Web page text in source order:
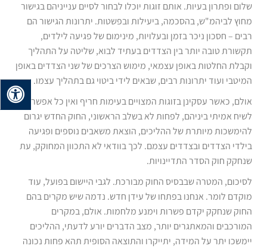
שלום ופתרון בעיות. אותם זוגות יוכלו לבחור לסיים ענייניהם בגישור
מחוץ לביהמ"ש, בהסכמה, ביעילות ובפשטות. יתרונות הגישור הם
רבים – חסכון ניכר בזמן ובעלויות, מינימום של פגיעה לילדים,
תקשורת טובה יותר בין הצדדים בעתיד לבוא, שליטה על התהליך
וקבלת החלטות באופן עצמאי, מימוש הצרכים של שני הצדדים באופן
המיטבי ועוד יתרונות רבים, שבאים לידי ביטוי גם בתהליך עצמו.
אולם, כאשר עסקינן בזוגות המצויים בעימות חריף ואין כל אפשרות
לשיח אמיתי ביניהם, לפחות לא בשלב הראשוני, החוק החדש יגרום
להימשכות מיותרת של ההליכים, הוצאת משאבים נוספים ופגיעה
בילדי הצדדים ובצדדים עצמם. לכך בוודאי לא התכוון המחוקק, עת
שנחקק חוק הסדר התדיינויות.
לסיכום, המטרה שבבסיס החוק מבורכת. לגבי היישום בפועל, עוד
מוקדם לומר. אנחנו בפתחו של עידן חדש. נדמה שיש מקרים בהם
החוק שנחקק יקדם פשרות וימנע מלחמות. אולם, במקרים
המורכבים והמאתגרים יותר, מצב הדברים יורע לדעתי, ההליכים
יימשכו יתר על המידה, יתייקרו והתוצאה הסופית תהא פחות נכונה